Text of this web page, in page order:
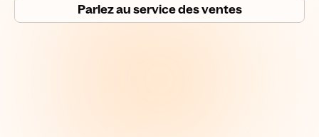
Parlez au service des ventes